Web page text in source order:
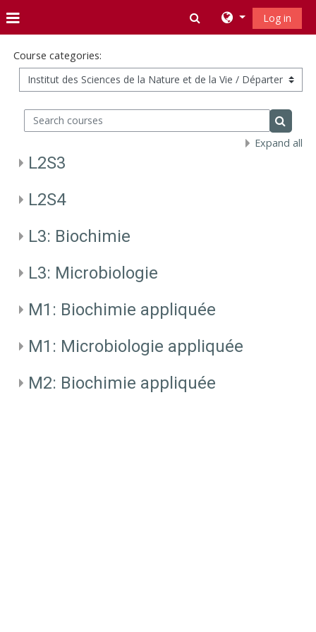
Side panel
Toggle search
Log in
Course categories:
Search courses
Search
Expand all
L2S3
L2S4
L3: Biochimie
L3: Microbiologie
M1: Biochimie appliquée
M1: Microbiologie appliquée
M2: Biochimie appliquée